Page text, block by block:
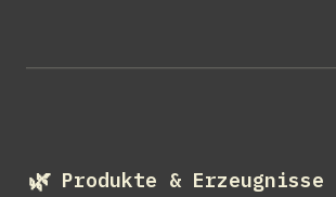
🌿 Produkte & Erzeugnisse